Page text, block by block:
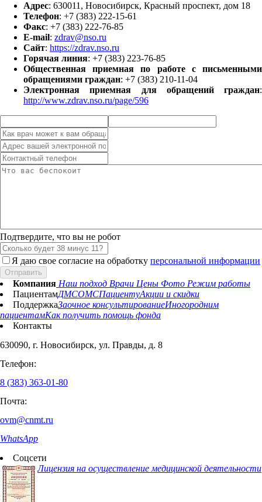
Адрес: 630011, Новосибирск, Красный проспект, дом 18
Телефон: +7 (383) 222-15-61
Факс: +7 (383) 222-76-85
E-mail: zdrav@nso.ru
Сайт: https://zdrav.nso.ru
Горячая линия: +7 (383) 223-76-85
Общественная приемная по работе с письменными
обращениями граждан: +7 (383) 210-11-04
Электронная приемная для обращений граждан:
http://www.zdrav.nso.ru/page/596
Подтвердите, что вы не робот
Я даю свое согласие на обработку персональной информации
Отправить
Компания Наш подход Врачи Цены Фото Режим работы
ПациентамДМСОМСПациентуАкции и скидки
ПоддержкаЗаочное консультированиеИногородним
пациентамКак получить помощь фонда
Контакты
630090, г. Новосибирск, ул. Правды, д. 8
Телефон:
8 (383) 363-01-80
Почта:
ovm@cnmt.ru
WhatsApp
Соцсети
Лицензия на осуществление медицинской деятельности